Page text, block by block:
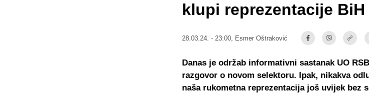
klupi reprezentacije BiH
28.03.24. - 23:00, Esmer Oštraković
Danas je održab informativni sastanak UO
razgovor o novom selektoru. Ipak, nikakva
naša rukometna reprezentacija još uvijek bez